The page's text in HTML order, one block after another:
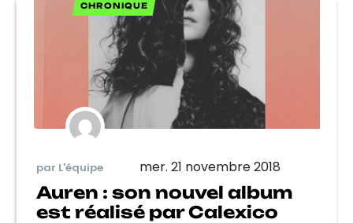
CHRONIQUE
par L'équipe mer. 21 novembre 2018
Auren : son nouvel album
est réalisé par Calexico